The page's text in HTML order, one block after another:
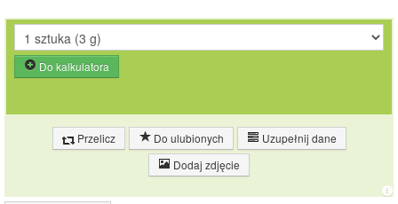
Do kalkulatora
Przelicz Do ulubionych
Uzupełnij dane
Dodaj zdjęcie